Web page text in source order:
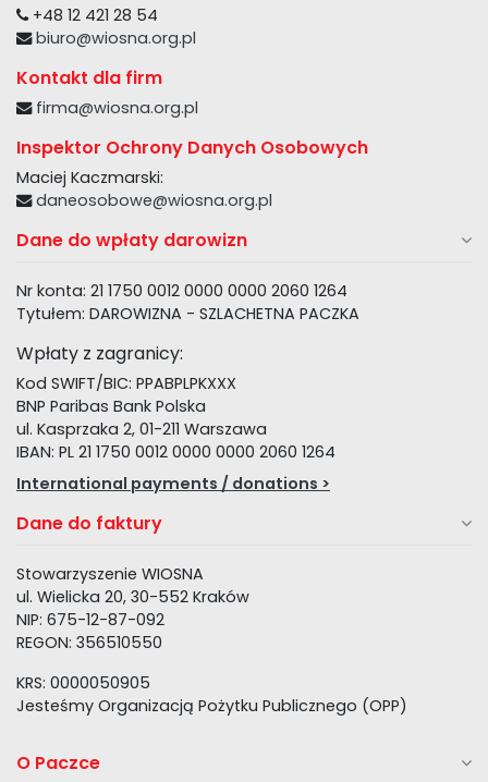
+48 12 421 28 54
biuro@wiosna.org.pl
Kontakt dla firm
firma@wiosna.org.pl
Inspektor Ochrony Danych Osobowych
Maciej Kaczmarski:
daneosobowe@wiosna.org.pl
Dane do wpłaty darowizn
Nr konta: 21 1750 0012 0000 0000 2060 1264
Tytułem: DAROWIZNA - SZLACHETNA PACZKA
Wpłaty z zagranicy:
Kod SWIFT/BIC: PPABPLPKXXX
BNP Paribas Bank Polska
ul. Kasprzaka 2, 01-211 Warszawa
IBAN: PL 21 1750 0012 0000 0000 2060 1264
International payments / donations >
Dane do faktury
Stowarzyszenie WIOSNA
ul. Wielicka 20, 30-552 Kraków
NIP: 675-12-87-092
REGON: 356510550
KRS: 0000050905
Jesteśmy Organizacją Pożytku Publicznego (OPP)
O Paczce